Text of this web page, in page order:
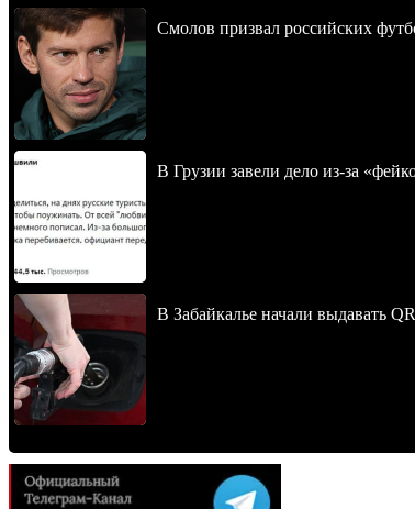
Смолов призвал российских
В Грузии завели дело из-за
В Забайкалье начали выдавать